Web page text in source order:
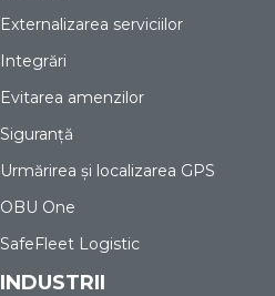
Externalizarea serviciilor
Integrări
Evitarea amenzilor
Siguranță
Urmărirea și localizarea GPS
OBU One
SafeFleet Logistic
INDUSTRII